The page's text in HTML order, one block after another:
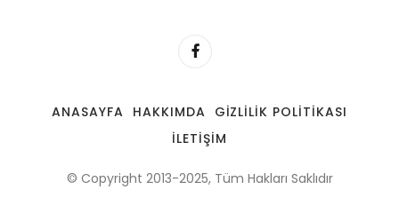
ANASAYFA HAKKIMDA GIZLILIK POLITIKASI
İLETIŞIM
© Copyright 2013-2025, Tüm Hakları Saklıdır